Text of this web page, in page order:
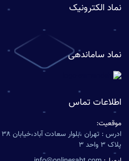
نماد الکترونیک
نماد ساماندهی
اطلاعات تماس
موقعیت:
پلاک ۳ واحد ۳